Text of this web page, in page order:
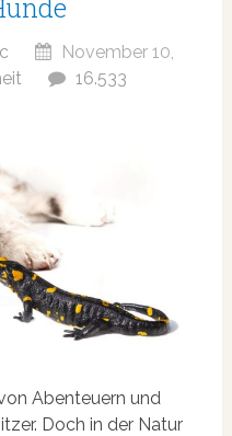
November 10,
16.533
Abenteuern und
Doch in der Natur